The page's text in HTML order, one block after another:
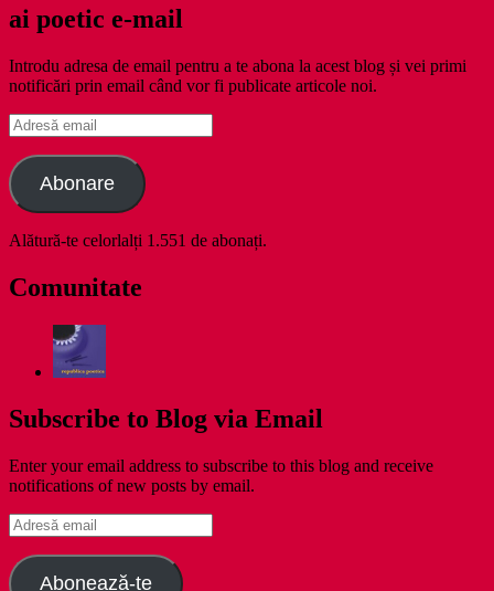
ai poetic e-mail
Introdu adresa de email pentru a te abona la acest blog și vei primi
notificări prin email când vor fi publicate articole noi.
Adresă
email
Abonare
Alătură-te celorlalți 1.551 de abonați.
Comunitate
Subscribe to Blog via Email
Enter your email address to subscribe to this blog and receive
notifications of new posts by email.
Adresă
email
Abonează-te